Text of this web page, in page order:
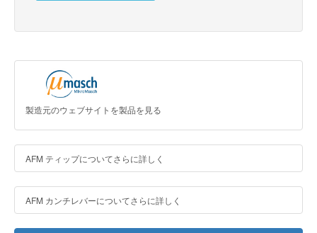
製造元のウェブサイトを製品を見る
AFM ティップについてさらに詳しく
AFM カンチレバーについてさらに詳しく